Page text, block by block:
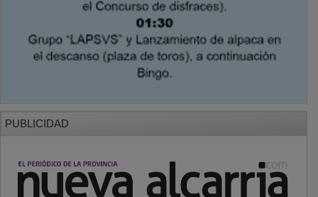
PUBLICIDAD